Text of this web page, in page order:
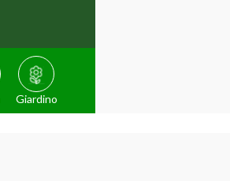
Giardino